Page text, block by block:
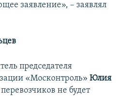
заявление», – заявлял
председателя
«Москонтроль» Юлия
не будет